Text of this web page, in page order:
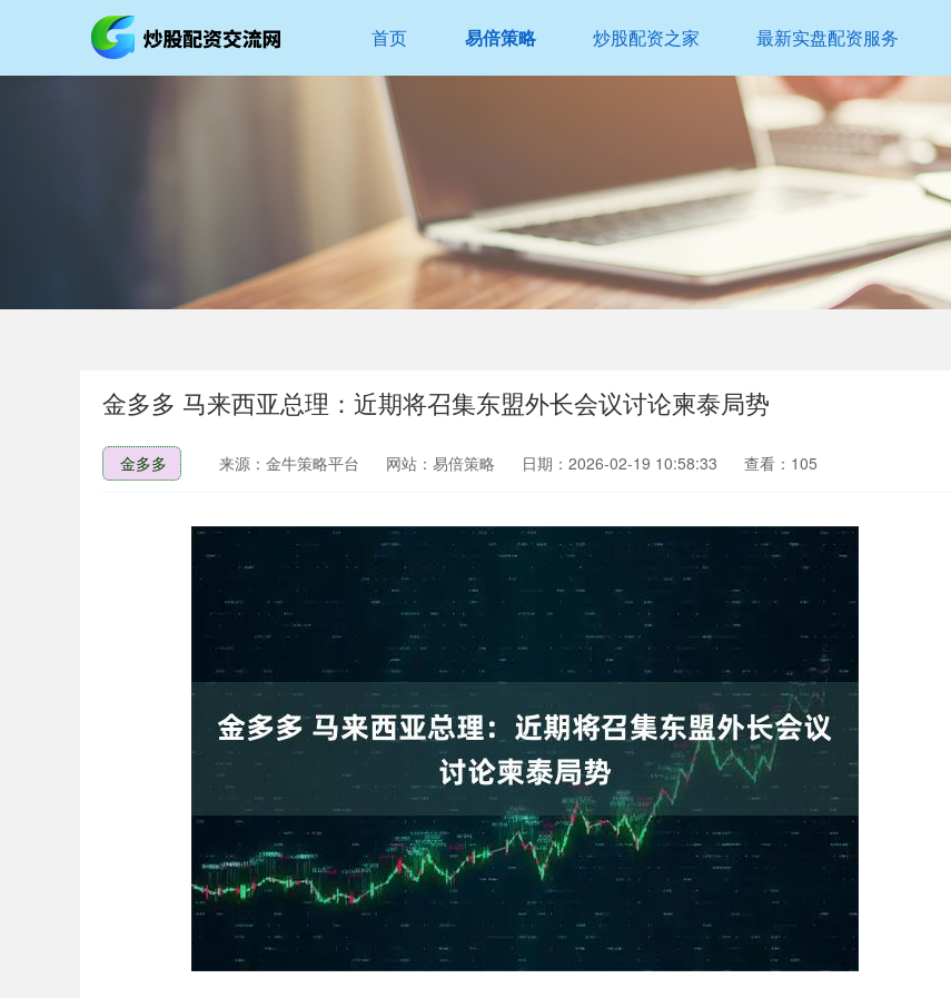
首页 易倍策略 炒股配资之家 最新实盘配资服务
金多多 马来西亚总理：近期将召集东盟外长会议讨论柬泰局势
金多多 来源：金牛策略平台 网站：易倍策略 日期：2026-02-19 10:58:33 查看：105
深证成指 14311.01 200.89 1.42% 沪深300 4694.44 43.13